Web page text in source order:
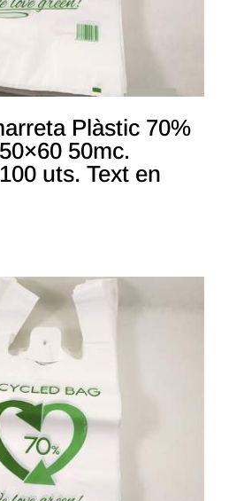
Plàstic 70%
50mc.
uts. Text en